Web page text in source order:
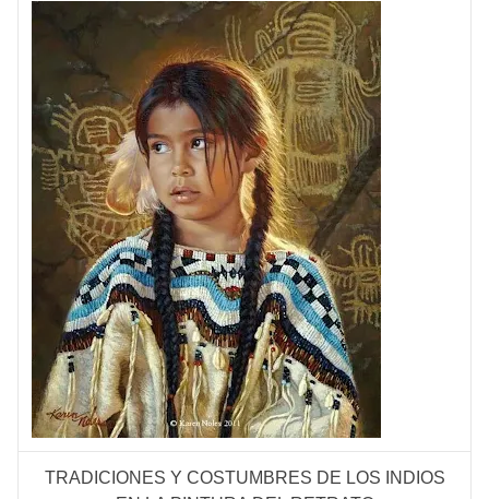
TRADICIONES Y COSTUMBRES DE LOS INDIOS